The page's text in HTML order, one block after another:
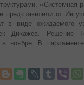
«Системная
представители от
в виде ожидаемого
Дикажев. Решение
в ноябре. В